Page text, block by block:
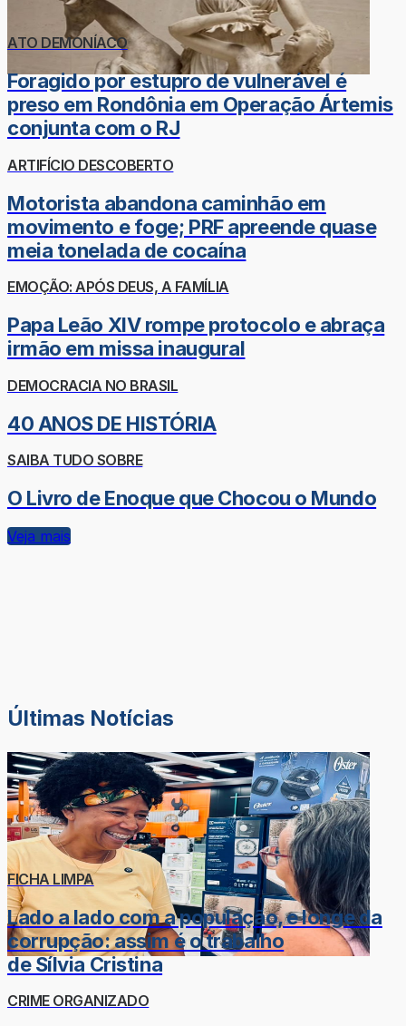
ATO DEMONÍACO
Foragido por estupro de vulnerável é
preso em Rondônia em Operação Ártemis
conjunta com o RJ
ARTIFÍCIO DESCOBERTO
Motorista abandona caminhão em
movimento e foge; PRF apreende quase
meia tonelada de cocaína
EMOÇÃO: APÓS DEUS, A FAMÍLIA
Papa Leão XIV rompe protocolo e abraça
irmão em missa inaugural
DEMOCRACIA NO BRASIL
40 ANOS DE HISTÓRIA
SAIBA TUDO SOBRE
O Livro de Enoque que Chocou o Mundo
Veja mais
Últimas Notícias
FICHA LIMPA
Lado a lado com a população, e longe da
corrupção: assim é o trabalho
de Sílvia Cristina
CRIME ORGANIZADO